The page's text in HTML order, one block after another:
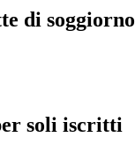
di soggiorno
soli iscritti